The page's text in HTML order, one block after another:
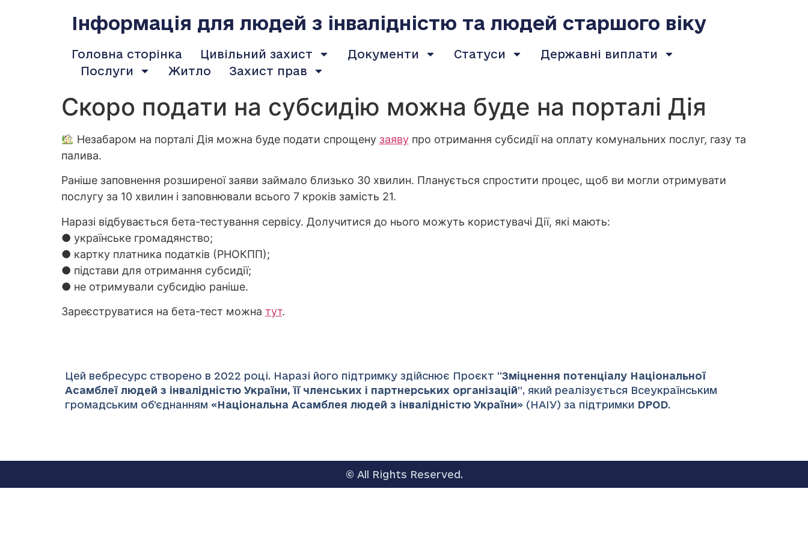
Інформація для людей з інвалідністю та людей старшого віку
Головна сторінка Цивільний захист Документи Статуси
Державні виплати
Послуги
Житло Захист прав
Скоро подати на субсидію можна буде на порталі Дія
Незабаром на порталі Дія можна буде подати спрощену заявупро отримання субсидії на оплату комунальних послуг, газу та
палива.
Раніше заповнення розширеної заяви займало близько 30 хвилин. Планується спростити процес, щоб ви могли отримувати
послугу за 10 хвилин і заповнювали всього 7 кроків замість 21.
Наразі відбувається бета-тестування сервісу. Долучитися до нього можуть користувачі Дії, які мають:
● українське громадянство;
● картку платника податків (РНОКПП);
● підстави для отримання субсидії;
● не отримували субсидію раніше.
Зареєструватися на бета-тест можна тут.
Цей вебресурс створено в 2022 році. Наразі його підтримку здійснює Проєкт “Зміцнення потенціалу Національної
Асамблеї людей з інвалідністю України, її членських і партнерських організацій”, який реалізується Всеукраїнським
громадським об’єднанням «Національна Асамблея людей з інвалідністю України» (НАІУ) за підтримки DPOD.
© All Rights Reserved.